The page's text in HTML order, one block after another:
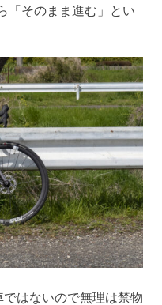
「そのまま進む」とい
はないので無理は禁物